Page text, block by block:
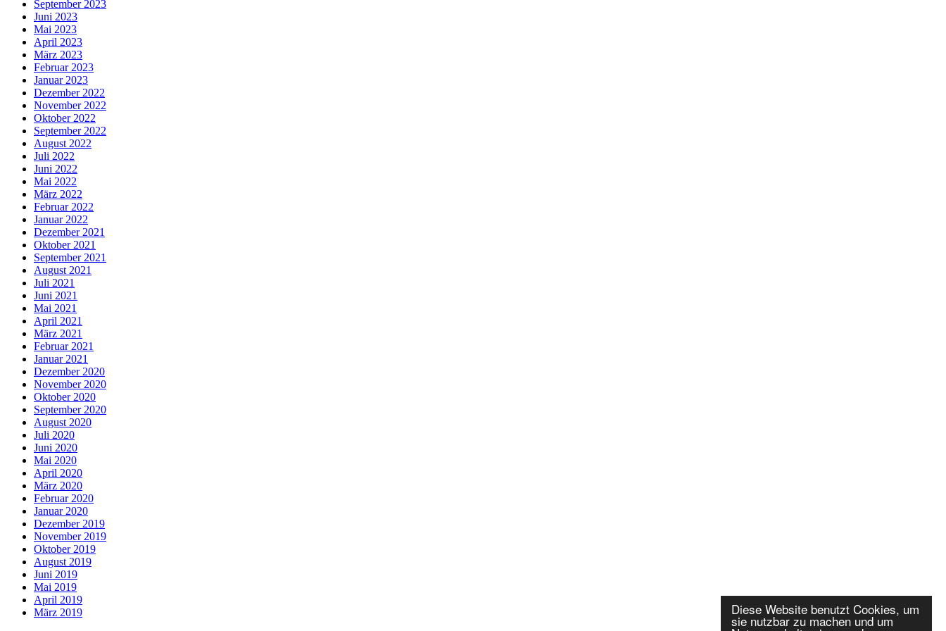
Diese Website benutzt Cookies, um
sie nutzbar zu machen und um
September 2023
Juni 2023
Mai 2023
April 2023
März 2023
Februar 2023
Januar 2023
Dezember 2022
November 2022
Oktober 2022
September 2022
August 2022
Juli 2022
Juni 2022
Mai 2022
März 2022
Februar 2022
Januar 2022
Dezember 2021
Oktober 2021
September 2021
August 2021
Juli 2021
Juni 2021
Mai 2021
April 2021
März 2021
Februar 2021
Januar 2021
Dezember 2020
November 2020
Oktober 2020
September 2020
August 2020
Juli 2020
Juni 2020
Mai 2020
April 2020
März 2020
Februar 2020
Januar 2020
Dezember 2019
November 2019
Oktober 2019
August 2019
Juni 2019
Mai 2019
April 2019
März 2019